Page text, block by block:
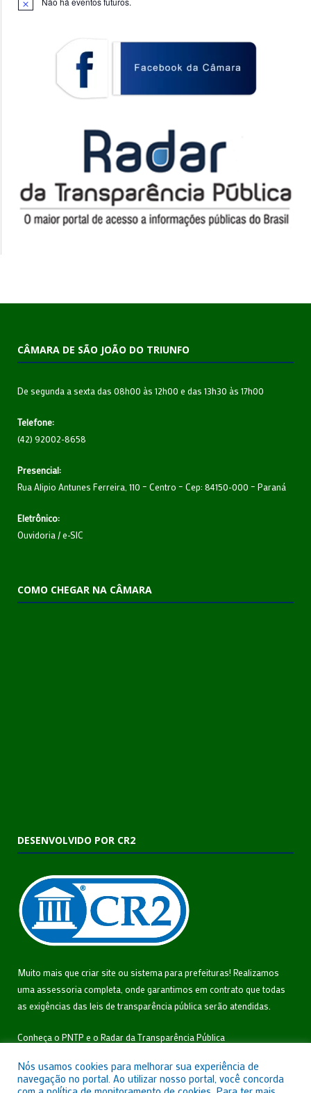
Notice
CÂMARA DE SÃO JOÃO DO TRIUNFO
De segunda a sexta das 08h00 às 12h00 e das 13h30 às 17h00
Telefone:
(42) 92002-8658
Presencial:
Rua Alipio Antunes Ferreira, 110 – Centro – Cep: 84150-000 – Paraná
Eletrônico:
Ouvidoria /e-SIC
COMO CHEGAR NA CÂMARA
DESENVOLVIDO POR CR2
Muito mais que criar site ou sistema para prefeituras! Realizamos
uma assessoria completa, onde garantimos em contrato que todas
as exigências das leis de transparência pública serão atendidas.
Conheça o PNTP e o Radar da Transparência Pública
Nós usamos cookies para melhorar sua experiência de
navegação no portal. Ao utilizar nosso portal, você concorda